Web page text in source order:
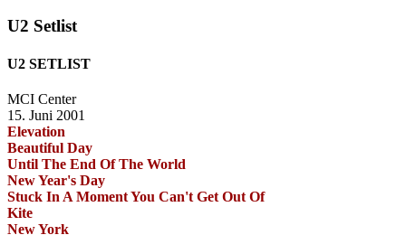
U2 Setlist
U2 SETLIST
MCI Center
15. Juni 2001
Elevation
Beautiful Day
Until The End Of The World
New Year's Day
Stuck In A Moment You Can't Get Out Of
Kite
New York